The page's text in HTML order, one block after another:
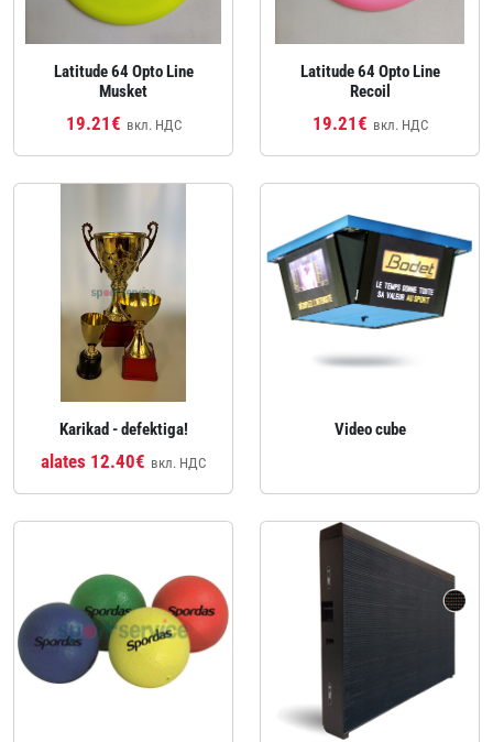
Latitude 64 Opto Line
Musket
19.21€ вкл. НДС
Latitude 64 Opto Line
Recoil
19.21€ вкл. НДС
Karikad - defektiga!
alates 12.40€ вкл. НДС
Video cube